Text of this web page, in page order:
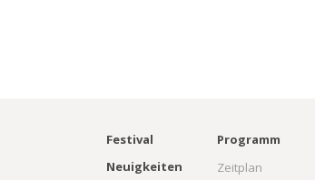
Festival
Neuigkeiten
Programm
Zeitplan